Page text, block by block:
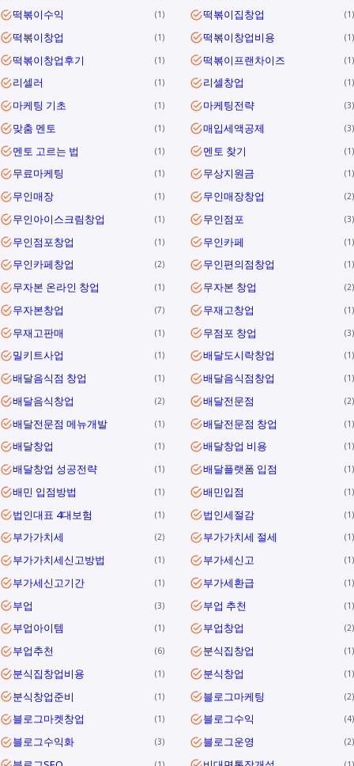
떡볶이수익 1 떡볶이집창업 1
떡볶이창업 1 떡볶이창업비용 1
떡볶이창업후기 1 떡볶이프랜차이즈 1
리셀러 1 리셀창업 1
마케팅 기초 1 마케팅전략 3
맞춤 멘토 1 매입세액공제 3
멘토 고르는 법 1 멘토 찾기 1
무료마케팅 1 무상지원금 1
무인매장 1 무인매장창업 2
무인아이스크림창업 1 무인점포 3
무인점포창업 1 무인카페 1
무인카페창업 2 무인편의점창업 1
무자본 온라인 창업 1 무자본 창업 2
무자본창업 7 무재고창업 1
무재고판매 1 무점포 창업 3
밀키트사업 1 배달도시락창업 1
배달음식점 창업 1 배달음식점창업 1
배달음식창업 2 배달전문점 2
배달전문점 메뉴개발 1 배달전문점 창업 1
배달창업 1 배달창업 비용 1
배달창업 성공전략 1 배달플랫폼 입점 1
배민 입점방법 1 배민입점 1
법인대표 4대보험 1 법인세절감 1
부가가치세 2 부가가치세 절세 1
부가가치세신고방법 1 부가세신고 1
부가세신고기간 1 부가세환급 1
부업 3 부업 추천 1
부업아이템 1 부업창업 2
부업추천 6 분식집창업 1
분식집창업비용 1 분식창업 1
분식창업준비 1 블로그마케팅 2
블로그마켓창업 1 블로그수익 4
블로그수익화 3 블로그운영 2